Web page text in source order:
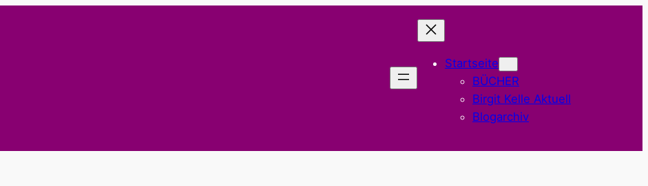
Startseite
BÜCHER
Birgit Kelle Aktuell
Blogarchiv